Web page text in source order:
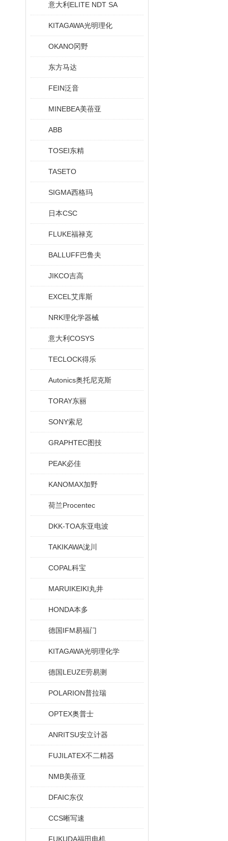
意大利ELITE NDT SA
KITAGAWA光明理化
OKANO冈野
东方马达
FEIN泛音
MINEBEA美蓓亚
ABB
TOSEI东精
TASETO
SIGMA西格玛
日本CSC
FLUKE福禄克
BALLUFF巴鲁夫
JIKCO吉高
EXCEL艾库斯
NRK理化学器械
意大利COSYS
TECLOCK得乐
Autonics奥托尼克斯
TORAY东丽
SONY索尼
GRAPHTEC图技
PEAK必佳
KANOMAX加野
荷兰Procentec
DKK-TOA东亚电波
TAKIKAWA泷川
COPAL科宝
MARUIKEIKI丸井
HONDA本多
德国IFM易福门
KITAGAWA光明理化学
德国LEUZE劳易测
POLARION普拉瑞
OPTEX奥普士
ANRITSU安立计器
FUJILATEX不二精器
NMB美蓓亚
DFAIC东仪
CCS晰写速
FUKUDA福田电机